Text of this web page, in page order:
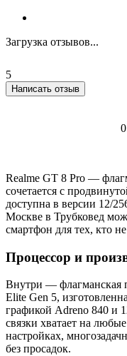
Загрузка отзывов...
5
Написать отзыв
Realme GT 8 Pro —
сочетается с
доступна в версии 12/
Москве в Трубковед
смартфон для тех, кто
Процессор и
Внутри — флагманская
Elite Gen 5,
графикой Adreno 840 и
связки хватает на
настройках,
без просадок.